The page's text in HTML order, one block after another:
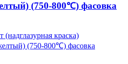
(750-800℃) фасовка